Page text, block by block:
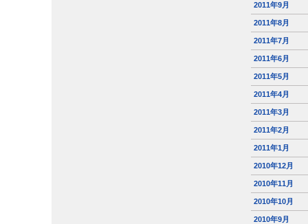
2011年9月
2011年8月
2011年7月
2011年6月
2011年5月
2011年4月
2011年3月
2011年2月
2011年1月
2010年12月
2010年11月
2010年10月
2010年9月